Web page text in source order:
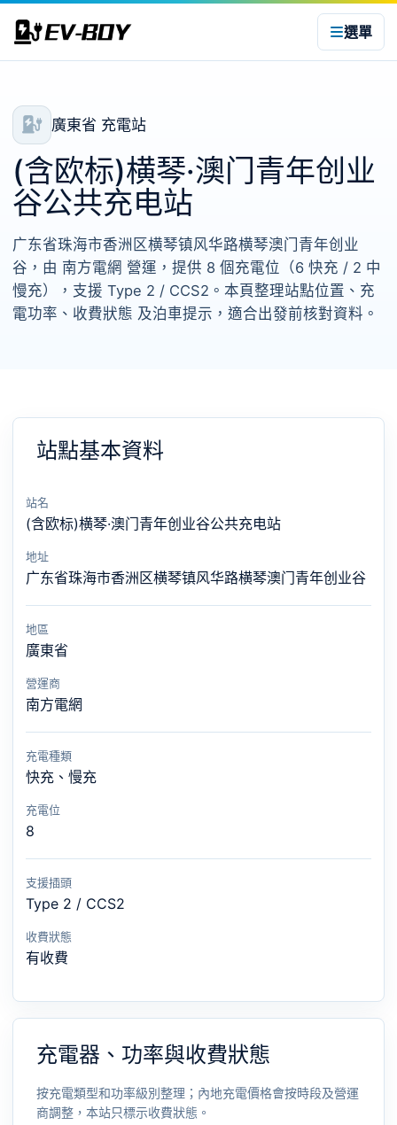
選單
廣東省 充電站
(含欧标)横琴·澳门青年创业
谷公共充电站
广东省珠海市香洲区横琴镇风华路横琴澳门青年创业
谷，由 南方電網 營運，提供 8 個充電位（6 快充 / 2 中
慢充），支援 Type 2 / CCS2。本頁整理站點位置、充
電功率、收費狀態 及泊車提示，適合出發前核對資料。
站點基本資料
站名
(含欧标)横琴·澳门青年创业谷公共充电站
地址
广东省珠海市香洲区横琴镇风华路横琴澳门青年创业谷
地區
廣東省
營運商
南方電網
充電種類
快充、慢充
充電位
8
支援插頭
Type 2 / CCS2
收費狀態
有收費
充電器、功率與收費狀態
按充電類型和功率級別整理；內地充電價格會按時段及營運
商調整，本站只標示收費狀態。